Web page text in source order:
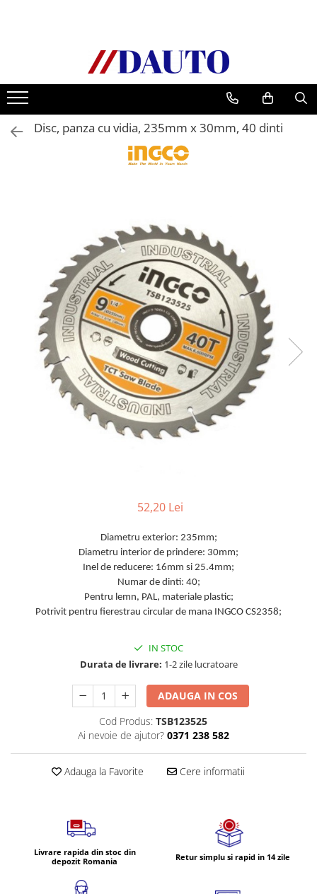
Bullbare, Suporti lumini camioane
Accesorii inox
DAF
CF Euro 6
Mercedes Actros
Mercedes Actros MP2
Mercedes Actros MP3
Scania R S G P Next Generation
Scania RPG
Volvo FH 3 Euro 5
Volvo Model FM
Lumini, Becuri, Proiectoare
Accesorii iluminare LED camioane
Becuri Halogen Auto
Becuri Led Auto
Becuri Xenon Auto
Disc, panza cu vidia, 235mm x 30mm, 40 dinti
52,20 Lei
Diametru exterior: 235mm;
Diametru interior de prindere: 30mm;
Inel de reducere: 16mm si 25.4mm;
Numar de dinti: 40;
Pentru lemn, PAL, materiale plastic;
Potrivit pentru fierestrau circular de mana INGCO CS2358;
IN STOC
Durata de livrare: 1-2 zile lucratoare
ADAUGA IN COS
Cod Produs: TSB123525
Ai nevoie de ajutor? 0371 238 582
Adauga la Favorite Cere informatii
Livrare rapida din stoc din
depozit Romania
Retur simplu si rapid in 14 zile